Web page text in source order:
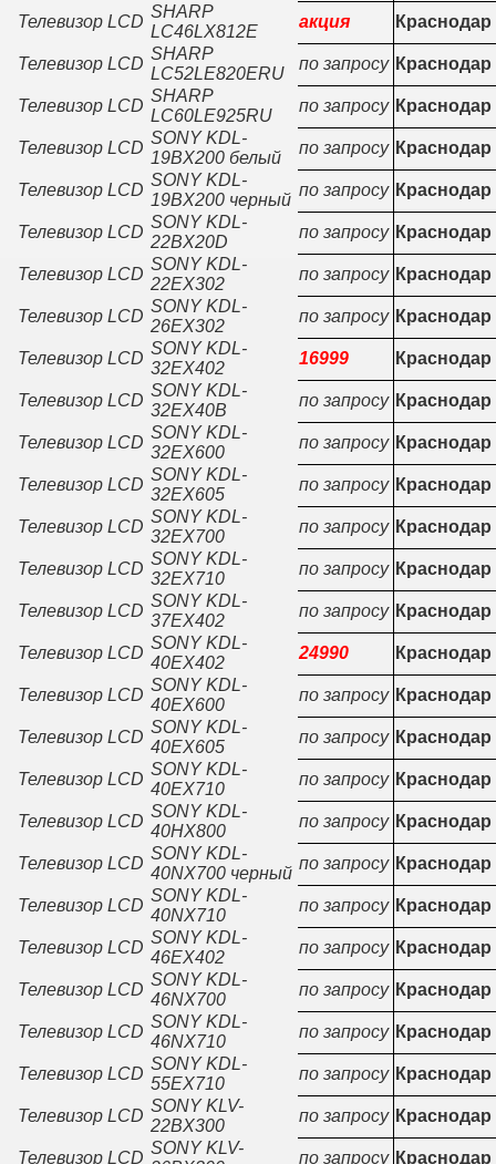
Телевизор LCD
SHARP
LC46LX812E
акция Краснодар
Телевизор LCD
SHARP
LC52LE820ERU
по запросу Краснодар
Телевизор LCD
SHARP
LC60LE925RU
по запросу Краснодар
Телевизор LCD
SONY KDL-
19BX200 белый
по запросу Краснодар
Телевизор LCD
SONY KDL-
19BX200 черный
по запросу Краснодар
Телевизор LCD
SONY KDL-
22BX20D
по запросу Краснодар
Телевизор LCD
SONY KDL-
22EX302
по запросу Краснодар
Телевизор LCD
SONY KDL-
26EX302
по запросу Краснодар
Телевизор LCD
SONY KDL-
32EX402
16999 Краснодар
Телевизор LCD
SONY KDL-
32EX40B
по запросу Краснодар
Телевизор LCD
SONY KDL-
32EX600
по запросу Краснодар
Телевизор LCD
SONY KDL-
32EX605
по запросу Краснодар
Телевизор LCD
SONY KDL-
32EX700
по запросу Краснодар
Телевизор LCD
SONY KDL-
32EX710
по запросу Краснодар
Телевизор LCD
SONY KDL-
37EX402
по запросу Краснодар
Телевизор LCD
SONY KDL-
40EX402
24990 Краснодар
Телевизор LCD
SONY KDL-
40EX600
по запросу Краснодар
Телевизор LCD
SONY KDL-
40EX605
по запросу Краснодар
Телевизор LCD
SONY KDL-
40EX710
по запросу Краснодар
Телевизор LCD
SONY KDL-
40HX800
по запросу Краснодар
Телевизор LCD
SONY KDL-
40NX700 черный
по запросу Краснодар
Телевизор LCD
SONY KDL-
40NX710
по запросу Краснодар
Телевизор LCD
SONY KDL-
46EX402
по запросу Краснодар
Телевизор LCD
SONY KDL-
46NX700
по запросу Краснодар
Телевизор LCD
SONY KDL-
46NX710
по запросу Краснодар
Телевизор LCD
SONY KDL-
55EX710
по запросу Краснодар
Телевизор LCD
SONY KLV-
22BX300
по запросу Краснодар
Телевизор LCD
SONY KLV-
по запросу Краснодар